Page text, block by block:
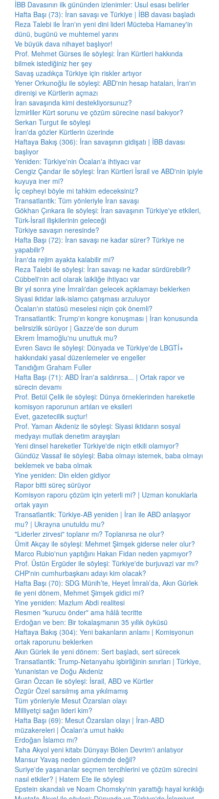
İBB Davasının ilk gününden izlenimler: Usul esası belirler
Hafta Başı (73): İran savaşı ve Türkiye | İBB davası başladı
Reza Talebi ile İran'ın yeni dini lideri Mücteba Hamaney'in
dünü, bugünü ve muhtemel yarını
Ve büyük dava nihayet başlıyor!
Prof. Mehmet Gürses ile söyleşi: İran Kürtleri hakkında
bilmek istediğiniz her şey
Savaş uzadıkça Türkiye için riskler artıyor
Yener Orkunoğlu ile söyleşi: ABD'nin hesap hataları, İran'ın
direnişi ve Kürtlerin açmazı
İran savaşında kimi destekliyorsunuz?
İzmirliler Kürt sorunu ve çözüm sürecine nasıl bakıyor?
Serkan Turgut ile söyleşi
İran'da gözler Kürtlerin üzerinde
Haftaya Bakış (306): İran savaşının gidişatı | İBB davası
başlıyor
Yeniden: Türkiye'nin Öcalan'a ihtiyacı var
Cengiz Çandar ile söyleşi: İran Kürtleri İsrail ve ABD'nin ipiyle
kuyuya iner mi?
İç cepheyi böyle mi tahkim edeceksiniz?
Transatlantik: Tüm yönleriyle İran savaşı
Gökhan Çınkara ile söyleşi: İran savaşının Türkiye'ye etkileri,
Türk-İsrail ilişkilerinin geleceği
Türkiye savaşın neresinde?
Hafta Başı (72): İran savaşı ne kadar sürer? Türkiye ne
yapabilir?
İran'da rejim ayakta kalabilir mi?
Reza Talebi ile söyleşi: İran savaşı ne kadar sürdürebilir?
Cübbeli'nin acil olarak laikliğe ihtiyacı var
Bir yıl sonra yine İmralı'dan gelecek açıklamayı beklerken
Siyasi iktidar laik-islamcı çatışması arzuluyor
Öcalan'ın statüsü meselesi niçin çok önemli?
Transatlantik: Trump'ın kongre konuşması | İran konusunda
belirsizlik sürüyor | Gazze'de son durum
Ekrem İmamoğlu'nu unuttuk mu?
Evren Savcı ile söyleşi: Dünyada ve Türkiye'de LBGTİ+
hakkındaki yasal düzenlemeler ve engeller
Tanıdığım Graham Fuller
Hafta Başı (71): ABD İran'a saldırırsa... | Ortak rapor ve
sürecin devamı
Prof. Betül Çelik ile söyleşi: Dünya örneklerinden hareketle
komisyon raporunun artıları ve eksileri
Evet, gazetecilik suçtur!
Prof. Yaman Akdeniz ile söyleşi: Siyasi iktidarın sosyal
medyayı mutlak denetim arayışları
Yeni dinsel hareketler Türkiye'de niçin etkili olamıyor?
Gündüz Vassaf ile söyleşi: Baba olmayı istemek, baba olmayı
beklemek ve baba olmak
Yine yeniden: Din elden gidiyor
Rapor bitti süreç sürüyor
Komisyon raporu çözüm için yeterli mi? | Uzman konuklarla
ortak yayın
Transatlantik: Türkiye-AB yeniden | İran ile ABD anlaşıyor
mu? | Ukrayna unutuldu mu?
"Liderler zirvesi" toplanır mı? Toplanırsa ne olur?
Ümit Akçay ile söyleşi: Mehmet Şimşek giderse neler olur?
Marco Rubio'nun yaptığını Hakan Fidan neden yapmıyor?
Prof. Üstün Ergüder ile söyleşi: Türkiye'de burjuvazi var mı?
CHP'nin cumhurbaşkanı adayı kim olacak?
Hafta Başı (70): SDG Münih’te, Heyet İmralı’da, Akın Gürlek
ile yeni dönem, Mehmet Şimşek gidici mi?
Yine yeniden: Mazlum Abdi realitesi
Resmen "kurucu önder" ama hâlâ tecritte
Erdoğan ve ben: Bir tokalaşmanın 35 yıllık öyküsü
Haftaya Bakış (304): Yeni bakanların anlamı | Komisyonun
ortak raporunu beklerken
Akın Gürlek ile yeni dönem: Sert başladı, sert sürecek
Transatlantik: Trump-Netanyahu işbirliğinin sınırları | Türkiye,
Yunanistan ve Doğu Akdeniz
Gıran Özcan ile söyleşi: İsrail, ABD ve Kürtler
Özgür Özel sarsılmış ama yıkılmamış
Tüm yönleriyle Mesut Özarslan olayı
Milliyetçi sağın lideri kim?
Hafta Başı (69): Mesut Özarslan olayı | İran-ABD
müzakereleri | Öcalan'a umut hakkı
Erdoğan İslamcı mı?
Taha Akyol yeni kitabı Dünyayı Bölen Devrim'i anlatıyor
Mansur Yavaş neden gündemde değil?
Suriye'de yaşananlar seçmen tercihlerini ve çözüm sürecini
nasıl etkiler? | Hatem Ete ile söyleşi
Epstein skandalı ve Noam Chomsky'nin yarattığı hayal kırıklığı